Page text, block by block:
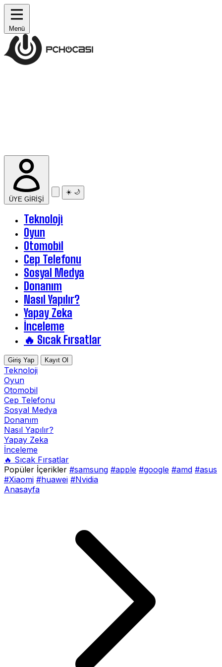
Menü
ÜYE GİRİŞİ
☀️ 🌙
Teknoloji
Oyun
Otomobil
Cep Telefonu
Sosyal Medya
Donanım
Nasıl Yapılır?
Yapay Zeka
İnceleme
🔥 Sıcak Fırsatlar
Giriş Yap Kayıt Ol
Teknoloji
Oyun
Otomobil
Cep Telefonu
Sosyal Medya
Donanım
Nasıl Yapılır?
Yapay Zeka
İnceleme
🔥 Sıcak Fırsatlar
Popüler İçerikler #samsung #apple #google #amd #asus
#Xiaomi #huawei #Nvidia
Anasayfa